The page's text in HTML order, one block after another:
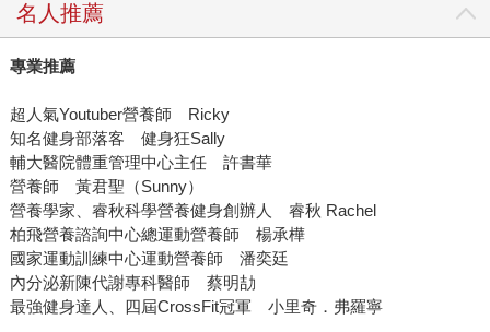
名人推薦
專業推薦
超人氣Youtuber營養師 Ricky
知名健身部落客 健身狂Sally
輔大醫院體重管理中心主任 許書華
營養師 黃君聖（Sunny）
營養學家、睿秋科學營養健身創辦人 睿秋 Rachel
柏飛營養諮詢中心總運動營養師 楊承樺
國家運動訓練中心運動營養師 潘奕廷
內分泌新陳代謝專科醫師 蔡明劼
最強健身達人、四屆CrossFit冠軍 小里奇．弗羅寧